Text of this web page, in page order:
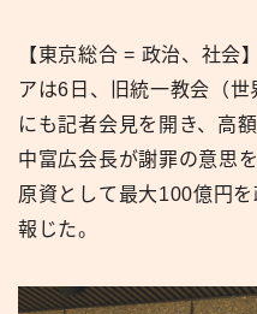
namiten.jp
【東京総合 = 政治、社会
アは6日、旧統一教会（
にも記者会見を開き、高
中富広会長が謝罪の意思
原資として最大100億円
報じた。